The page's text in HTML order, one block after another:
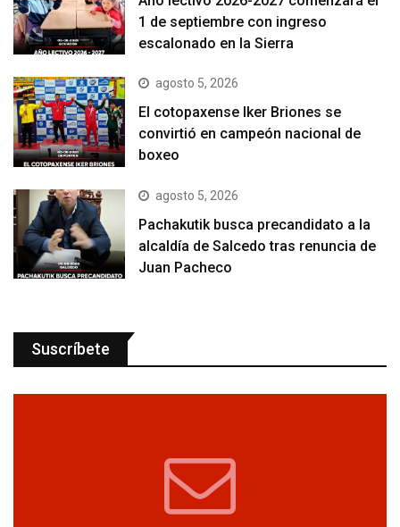
1 de septiembre con ingreso
escalonado en la Sierra
agosto 5, 2026
El cotopaxense Iker Briones se
convirtió en campeón nacional de
boxeo
agosto 5, 2026
Pachakutik busca precandidato a la
alcaldía de Salcedo tras renuncia de
Juan Pacheco
Suscríbete